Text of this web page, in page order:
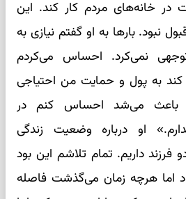
در خانه‌های مردم کار کند. این
نبود. بارها به او گفتم نیازی به
نمی‌کرد. احساس می‌کردم
به پول و حمایت من احتیاجی
باعث می‌شد احساس کنم در
او درباره وضعیت زندگی
داریم. تمام تلاشم این بود
اما هرچه زمان می‌گذشت فاصله